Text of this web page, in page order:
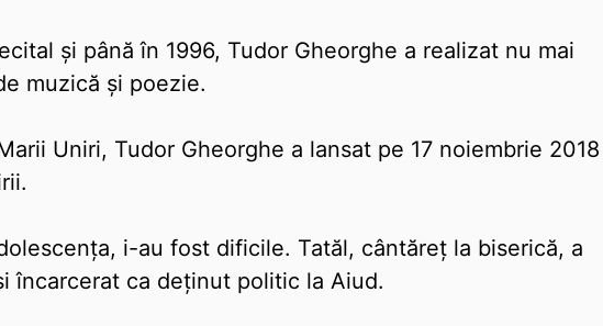
și până în 1996, Tudor Gheorghe a realizat nu mai
muzică și poezie.
Uniri, Tudor Gheorghe a lansat pe 17 noiembrie
i-au fost dificile. Tatăl, cântăreț la biserică, a
încarcerat ca deținut politic la Aiud.